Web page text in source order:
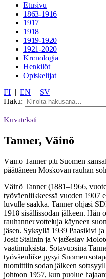
Etusivu
1863-1916
1917
1918
1919-1920
1921-2020
Kronologia
Henkilöt
Opiskelijat
FI | EN | SV
Haku:
Kuvateksti
Tanner, Väinö
Väinö Tanner piti Suomen
päättäneen Moskovan rauhan
Väinö Tanner (1881–1966,
työväenliikkeessä vuoden 1907
luvulle saakka. Tanner ohjasi
1918 sisällissodan jälkeen. Hän
rauhanneuvotteluja käyneen
jäsen. Syksyllä 1939 Paasikivi
Josif Stalinin ja Vjatšeslav
vaatimuksista. Sotavuosina
työväenliike pysyi Suomen
tuomittiin sodan jälkeen
johtoon 1957, kun puolue